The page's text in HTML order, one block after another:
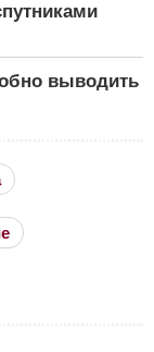
выводить